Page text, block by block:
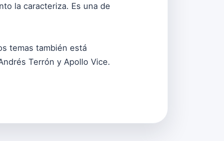
la caracteriza. Es una de
temas también está
Terrón y Apollo Vice.